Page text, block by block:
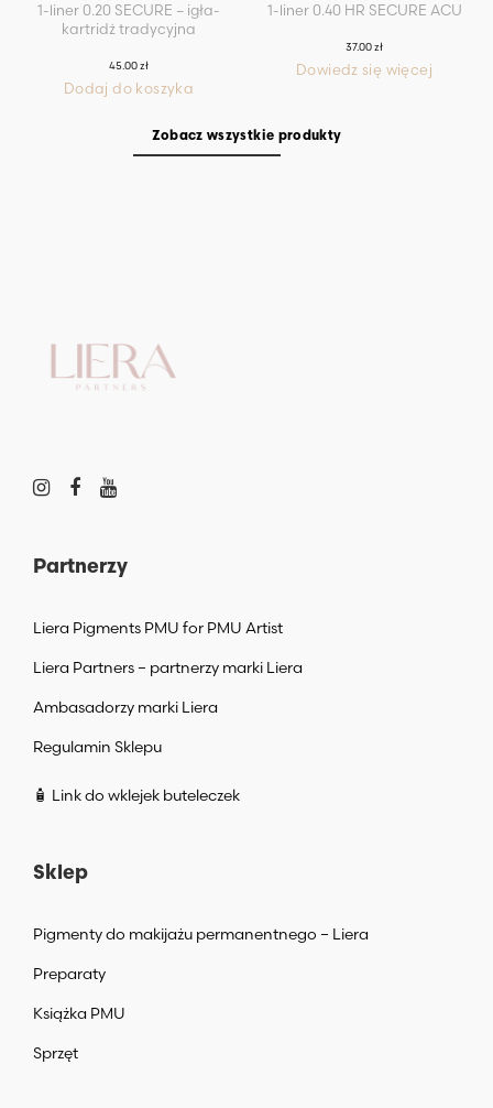
1-liner 0.20 SECURE – igła-
kartridż tradycyjna
45.00zł
Dodaj do koszyka
1-liner 0.40 HR SECURE ACU
37.00zł
Dowiedz się więcej
Zobacz wszystkie produkty
Partnerzy
Liera Pigments PMU for PMU Artist
Liera Partners – partnerzy marki Liera
Ambasadorzy marki Liera
Regulamin Sklepu
🧴 Link do wklejek buteleczek
Sklep
Pigmenty do makijażu permanentnego – Liera
Preparaty
Książka PMU
Sprzęt